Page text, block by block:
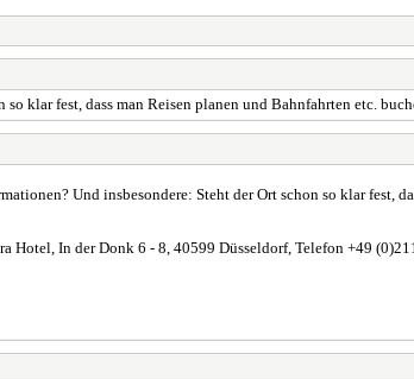
klar fest, dass man Reisen planen und Bahnfahrten etc.
Und insbesondere: Steht der Ort schon so klar fest,
In der Donk 6 - 8, 40599 Düsseldorf, Telefon +49